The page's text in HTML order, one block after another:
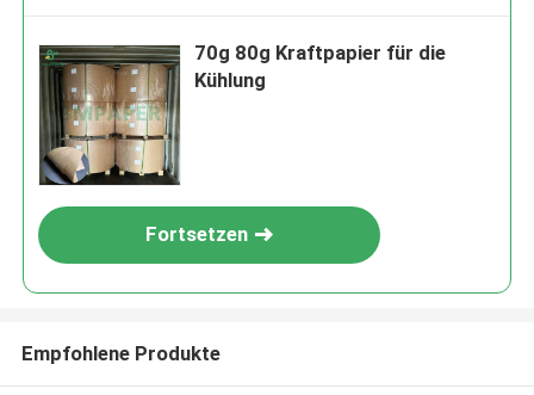
70g 80g Kraftpapier für die
Kühlung
Fortsetzen
Empfohlene Produkte